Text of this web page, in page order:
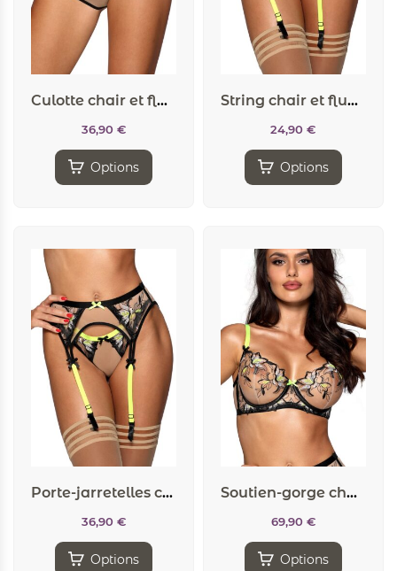
Culotte chair et fluo V-10153 – Axami
36,90 €
Options
String chair et fluo V-10148 – Axami
24,90 €
Options
Porte-jarretelles chair et fluo V-10142 – Axami
36,90 €
Options
Soutien-gorge chair V-10141 – Axami
69,90 €
Options